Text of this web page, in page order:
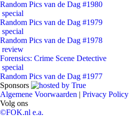
Random Pics van de Dag #1980
special
Random Pics van de Dag #1979
special
Random Pics van de Dag #1978
review
Forensics: Crime Scene Detective
special
Random Pics van de Dag #1977
Sponsors
Algemene Voorwaarden | Privacy Policy
Volg ons
©FOK.nl e.a.